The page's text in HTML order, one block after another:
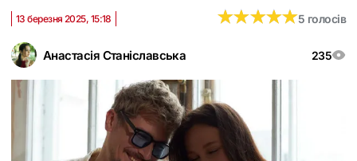
Анастасія Станіславська 235
13 березня 2025, 15:18 ★★★★★
★★★★★5 голосів